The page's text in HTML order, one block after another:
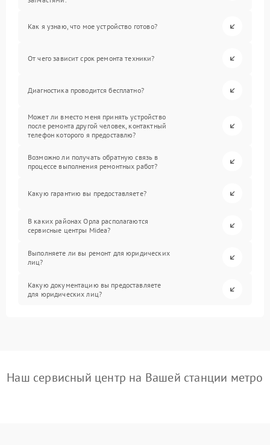
Как я узнаю, что мое устройство готово?
От чего зависит срок ремонта техники?
Диагностика проводится бесплатно?
Может ли вместо меня принять устройство
после ремонта другой человек, контактный
телефон которого я предоставлю?
Возможно ли получать обратную связь в
процессе выполнения ремонтных работ?
Какую гарантию вы предоставляете?
В каких районах Орла располагаются
сервисные центры Midea?
Выполняете ли вы ремонт для юридических
лиц?
Какую документацию вы предоставляете
для юридических лиц?
Наш сервисный центр на Вашей станции метро